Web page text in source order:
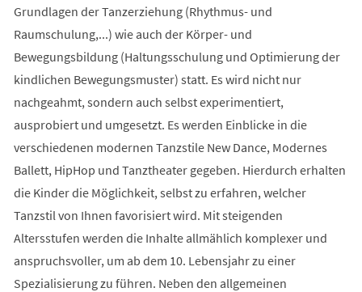
Grundlagen der Tanzerziehung (Rhythmus- und
Raumschulung,...) wie auch der Körper- und
Bewegungsbildung (Haltungsschulung und Optimierung der
kindlichen Bewegungsmuster) statt. Es wird nicht nur
nachgeahmt, sondern auch selbst experimentiert,
ausprobiert und umgesetzt. Es werden Einblicke in die
verschiedenen modernen Tanzstile New Dance, Modernes
Ballett, HipHop und Tanztheater gegeben. Hierdurch erhalten
die Kinder die Möglichkeit, selbst zu erfahren, welcher
Tanzstil von Ihnen favorisiert wird. Mit steigenden
Altersstufen werden die Inhalte allmählich komplexer und
anspruchsvoller, um ab dem 10. Lebensjahr zu einer
Spezialisierung zu führen. Neben den allgemeinen